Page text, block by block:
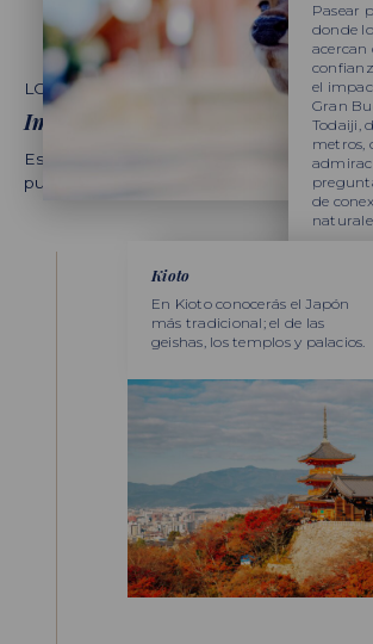
Pasear
donde
acercan
el
Gran
Todaiji,
metros,
de
LO QUE NO TE PUEDES PERDER
Imprescindibles
Estas son algunas de las cosas
puedes perder si viajas a Japón en
Kioto
En Kioto conocerás el Japón
más tradicional; el de las
geishas, ​​los templos y palacios.